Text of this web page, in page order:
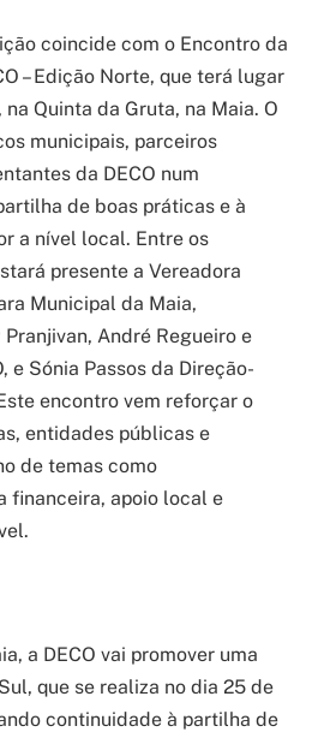
coincide com o Encontro da
– Edição Norte, que terá lugar
Quinta da Gruta, na Maia. O
municipais, parceiros
da DECO num
de boas práticas e à
a nível local. Entre os
presente a Vereadora
Municipal da Maia,
André Regueiro e
e Sónia Passos da Direção-
encontro vem reforçar o
entidades públicas e
de temas como
financeira, apoio local e
a DECO vai promover uma
que se realiza no dia 25 de
continuidade à partilha de